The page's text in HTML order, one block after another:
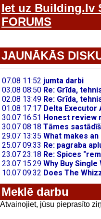
Iet uz Building.lv
FORUMS
JAUNĀKĀS
Meklē darbu
Atvainojiet, jūsu pieprasīto